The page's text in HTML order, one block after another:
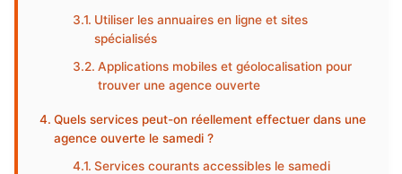
Utiliser les annuaires en ligne et sites
spécialisés
Applications mobiles et géolocalisation pour
trouver une agence ouverte
Quels services peut-on réellement effectuer dans une
agence ouverte le samedi ?
Services courants accessibles le samedi